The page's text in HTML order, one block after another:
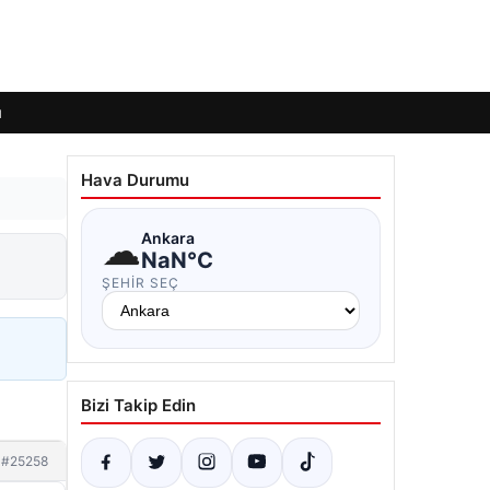
#25258
Hava Durumu
☁Ankara
NaN°C
ŞEHIR SEÇ
Bizi Takip Edin